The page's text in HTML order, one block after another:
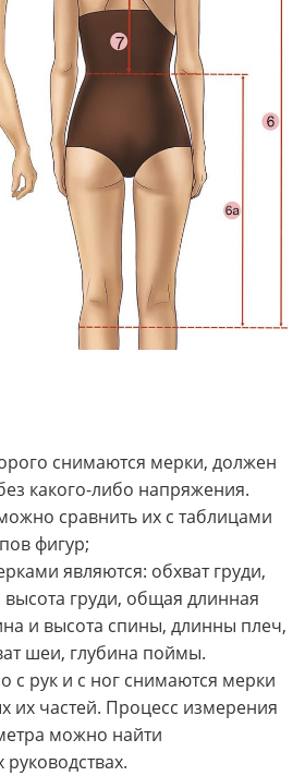
снимаются мерки, должен
какого-либо напряжения.
сравнить их с таблицами
фигур;
являются: обхват груди,
высота груди, общая длинная
и высота спины, длинны плеч,
шеи, глубина поймы.
с рук и с ног снимаются мерки
их частей. Процесс измерения
можно найти